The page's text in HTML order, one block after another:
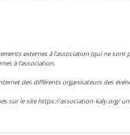
externes à l’association (qui ne
à l’association.
des différents organisateurs des
sur le site https://association-kaly.org/